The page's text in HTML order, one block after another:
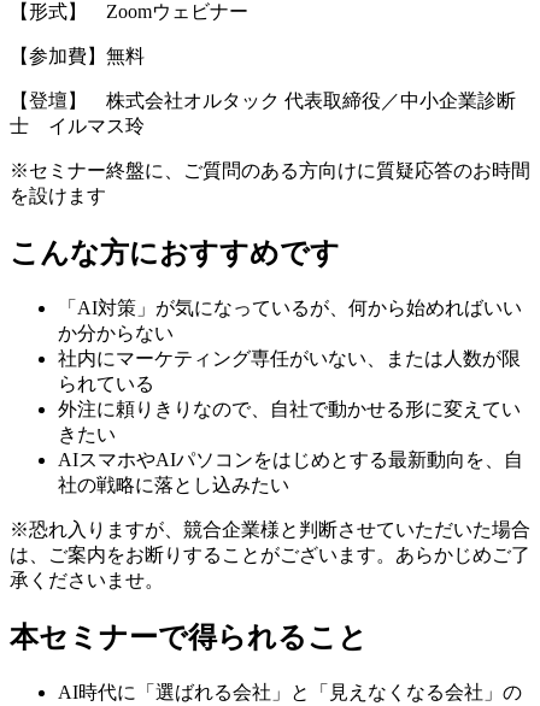
【形式】 Zoomウェビナー
【参加費】無料
【登壇】 株式会社オルタック 代表取締役／中小企業診断
士 イルマス玲
※セミナー終盤に、ご質問のある方向けに質疑応答のお時間
を設けます
こんな方におすすめです
「AI対策」が気になっているが、何から始めればいい
か分からない
社内にマーケティング専任がいない、または人数が限
られている
外注に頼りきりなので、自社で動かせる形に変えてい
きたい
AIスマホやAIパソコンをはじめとする最新動向を、自
社の戦略に落とし込みたい
※恐れ入りますが、競合企業様と判断させていただいた場合
は、ご案内をお断りすることがございます。あらかじめご了
承くださいませ。
本セミナーで得られること
AI時代に「選ばれる会社」と「見えなくなる会社」の